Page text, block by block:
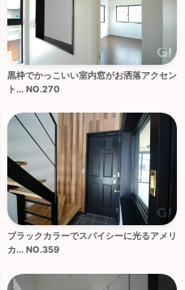
黒枠でかっこいい室内窓がお洒落アクセン
ト... NO.270
ブラックカラーでスパイシーに光るアメリ
カ... NO.359